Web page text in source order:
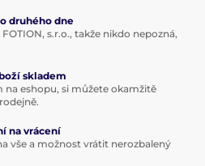
druhého dne
s.r.o., takže nikdo nepozná,
skladem
na eshopu, si můžete okamžitě
na vrácení
vše a možnost vrátit nerozbalený